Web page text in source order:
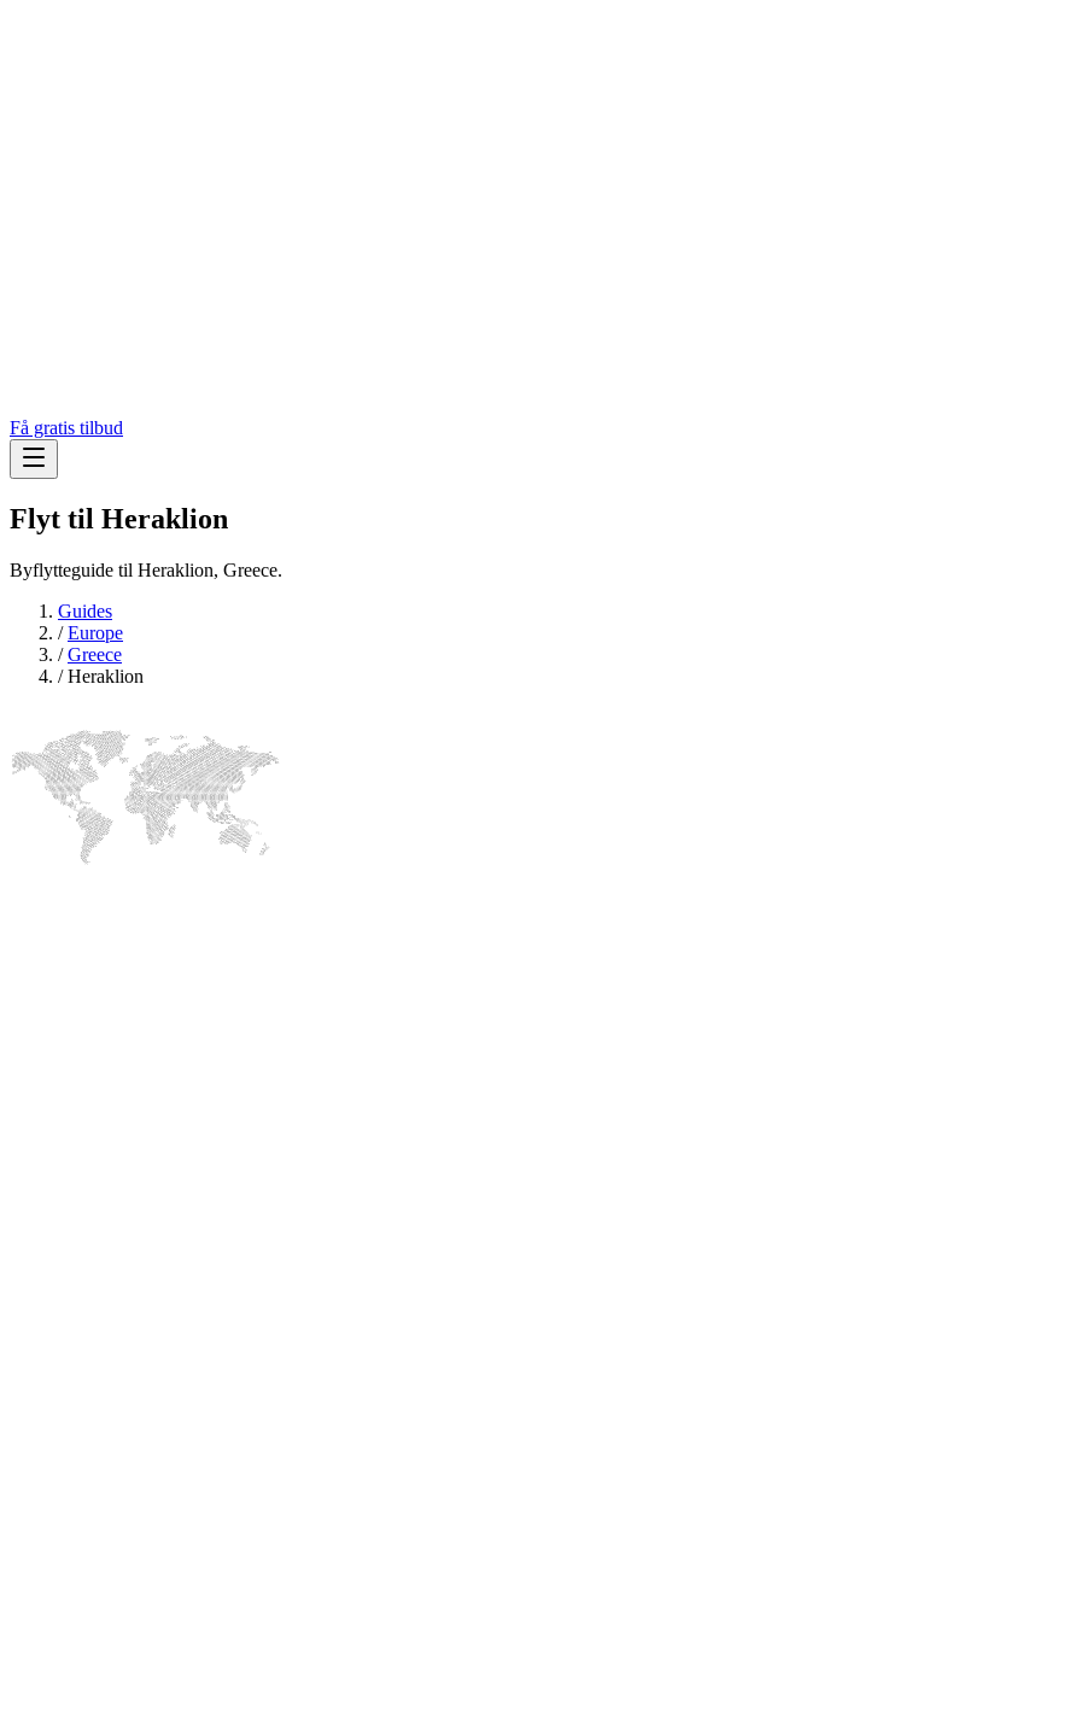
Få gratis tilbud
Flyt til Heraklion
Byflytteguide til Heraklion, Greece.
Guides
/Europe
/Greece
/Heraklion